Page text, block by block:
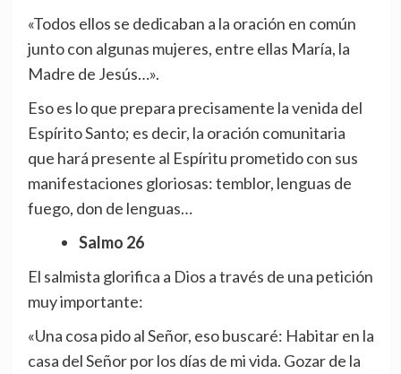
«Todos ellos se dedicaban a la oración en común
junto con algunas mujeres, entre ellas María, la
Madre de Jesús…».
Eso es lo que prepara precisamente la venida del
Espírito Santo; es decir, la oración comunitaria
que hará presente al Espíritu prometido con sus
manifestaciones gloriosas: temblor, lenguas de
fuego, don de lenguas…
Salmo 26
El salmista glorifica a Dios a través de una petición
muy importante:
«Una cosa pido al Señor, eso buscaré: Habitar en la
casa del Señor por los días de mi vida. Gozar de la